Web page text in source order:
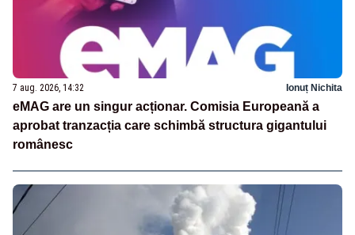
7 aug. 2026, 14:32 Ionuț Nichita
eMAG are un singur acționar. Comisia Europeană a
aprobat tranzacția care schimbă structura gigantului
românesc